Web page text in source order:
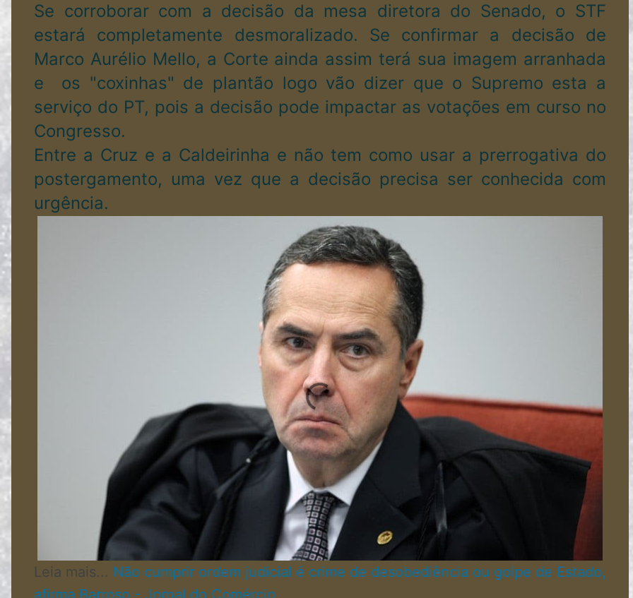
Se corroborar com a decisão da mesa diretora do Senado, o STF
estará completamente desmoralizado. Se confirmar a decisão de
Marco Aurélio Mello, a Corte ainda assim terá sua imagem arranhada
e os "coxinhas" de plantão logo vão dizer que o Supremo esta a
serviço do PT, pois a decisão pode impactar as votações em curso no
Congresso.
Entre a Cruz e a Caldeirinha e não tem como usar a prerrogativa do
postergamento, uma vez que a decisão precisa ser conhecida com
urgência.
Leia mais... Não cumprir ordem judicial é crime de desobediência ou golpe de Estado,
afirma Barroso - Jornal do Comércio